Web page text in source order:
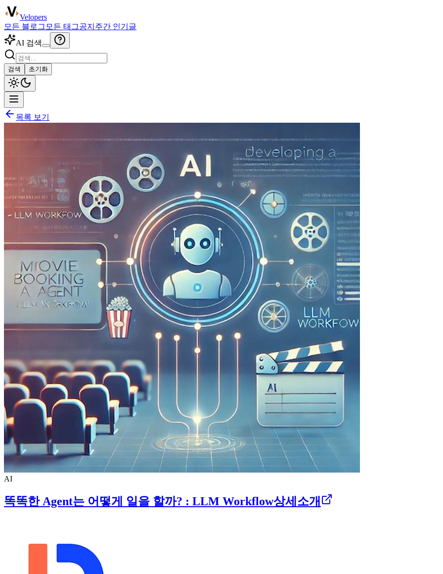
Velopers
모든 블로그 모든 태그공지 주간 인기글
AI 검색
검색 초기화
목록 보기
AI
똑똑한 Agent는 어떻게 일을 할까? : LLM Workflow상세소개